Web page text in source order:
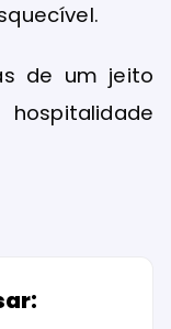
de um jeito